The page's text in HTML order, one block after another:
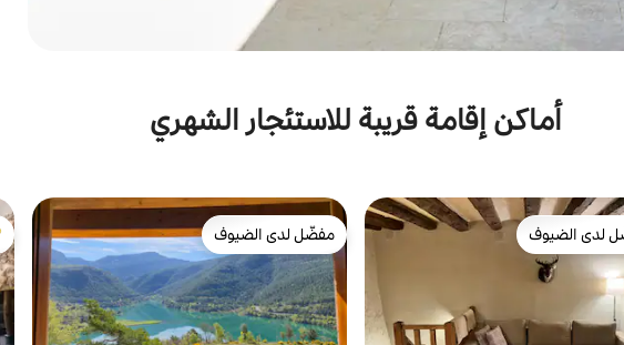
أماكن إقامة قريبة للاستئجار الشهري
البيوت المفضّلة لدى الضيوف
لدى الضيوف
مفضّل لدى الضيوف
مفضّل لدى الضيوف